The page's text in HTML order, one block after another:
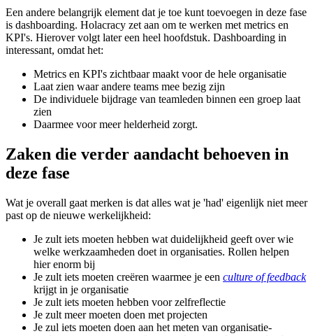
Een andere belangrijk element dat je toe kunt toevoegen in deze fase
is dashboarding. Holacracy zet aan om te werken met metrics en
KPI's. Hierover volgt later een heel hoofdstuk. Dashboarding in
interessant, omdat het:
Metrics en KPI's zichtbaar maakt voor de hele organisatie
Laat zien waar andere teams mee bezig zijn
De individuele bijdrage van teamleden binnen een groep laat
zien
Daarmee voor meer helderheid zorgt.
Zaken die verder aandacht behoeven in
deze fase
Wat je overall gaat merken is dat alles wat je 'had' eigenlijk niet meer
past op de nieuwe werkelijkheid:
Je zult iets moeten hebben wat duidelijkheid geeft over wie
welke werkzaamheden doet in organisaties. Rollen helpen
hier enorm bij
Je zult iets moeten creëren waarmee je een culture of feedback
krijgt in je organisatie
Je zult iets moeten hebben voor zelfreflectie
Je zult meer moeten doen met projecten
Je zul iets moeten doen aan het meten van organisatie-